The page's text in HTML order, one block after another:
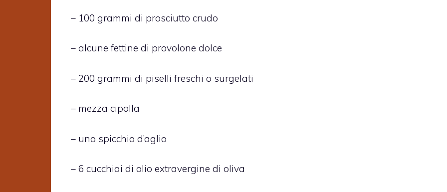
– 100 grammi di prosciutto crudo
– alcune fettine di provolone dolce
– 200 grammi di piselli freschi o surgelati
– mezza cipolla
– uno spicchio d’aglio
– 6 cucchiai di olio extravergine di oliva